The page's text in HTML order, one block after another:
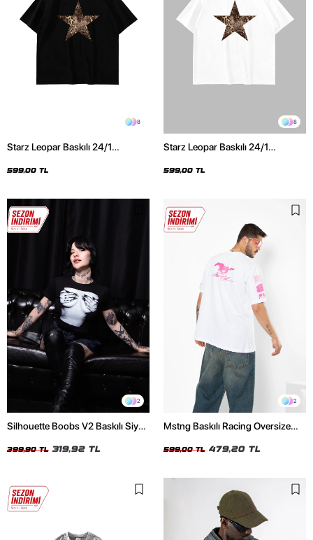
8
Starz Leopar Baskılı 24/1
599,00 TL
8
Starz Leopar Baskılı 24/1
599,00 TL
2
Silhouette Boobs V2 Baskılı Siyah
399,90 TL 319,92 TL
2
Mstng Baskılı Racing Oversize
599,00 TL 479,20 TL